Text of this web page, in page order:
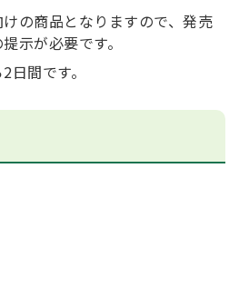
の商品となりますので、発売
示が必要です。
日間です。